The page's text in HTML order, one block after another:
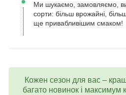
Ми шукаємо, замовляємо,
сорти: більш врожайні,
ще привабливішим смаком!
Кожен сезон для вас –
багато новинок і максимум